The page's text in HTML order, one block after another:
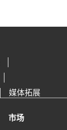
媒体拓展
市场